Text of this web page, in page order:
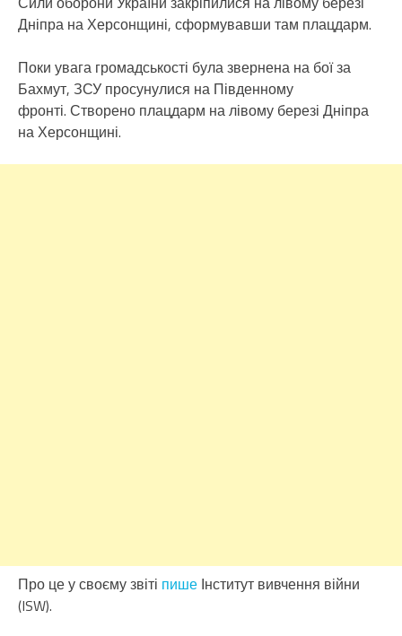
Дніпра на Херсонщині, сформувавши там плацдарм.
Поки увага громадськості була звернена на бої за
Бахмут, ЗСУ просунулися на Південному
фронті. Створено плацдарм на лівому березі Дніпра
на Херсонщині.
Про це у своєму звіті пише Інститут вивчення війни
(ISW).